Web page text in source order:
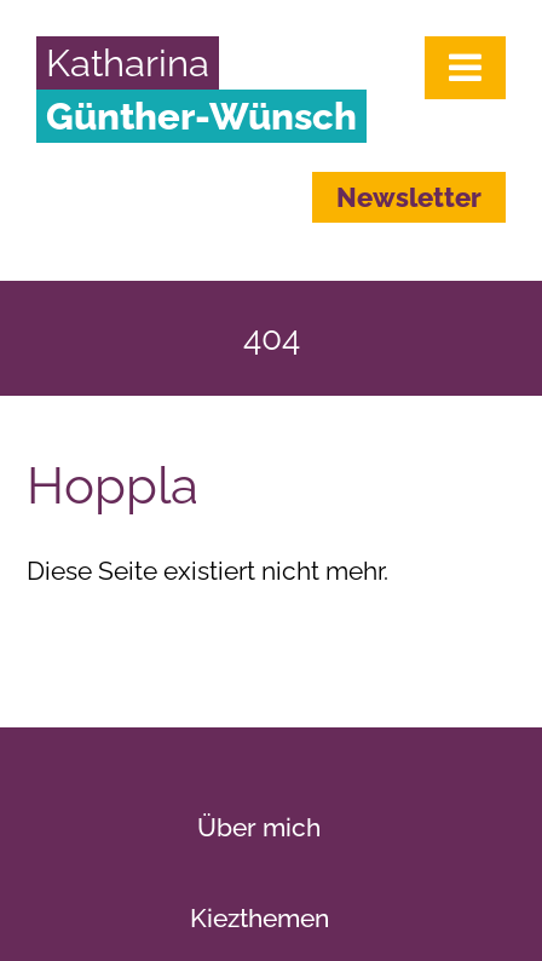
Katharina
Günther-Wünsch
Newsletter
404
Hoppla
Diese Seite existiert nicht mehr.
Über mich
Kiezthemen